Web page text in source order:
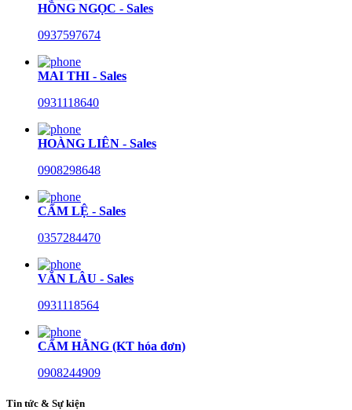
HỒNG NGỌC - Sales
0937597674
MAI THI - Sales
0931118640
HOÀNG LIÊN - Sales
0908298648
CẨM LỆ - Sales
0357284470
VĂN LÂU - Sales
0931118564
CẨM HẰNG (KT hóa đơn)
0908244909
Tin tức & Sự kiện